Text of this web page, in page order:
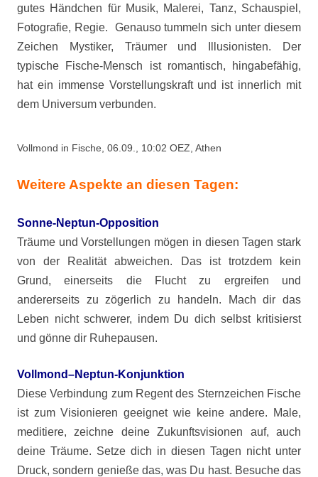
gutes Händchen für Musik, Malerei, Tanz, Schauspiel,
Fotografie, Regie. Genauso tummeln sich unter diesem
Zeichen Mystiker, Träumer und Illusionisten. Der
typische Fische-Mensch ist romantisch, hingabefähig,
hat ein immense Vorstellungskraft und ist innerlich mit
dem Universum verbunden.
Vollmond in Fische, 06.09., 10:02 OEZ, Athen
Weitere Aspekte an diesen Tagen:
Sonne-Neptun-Opposition
Träume und Vorstellungen mögen in diesen Tagen stark
von der Realität abweichen. Das ist trotzdem kein
Grund, einerseits die Flucht zu ergreifen und
andererseits zu zögerlich zu handeln. Mach dir das
Leben nicht schwerer, indem Du dich selbst kritisierst
und gönne dir Ruhepausen.
Vollmond–Neptun-Konjunktion
Diese Verbindung zum Regent des Sternzeichen Fische
ist zum Visionieren geeignet wie keine andere. Male,
meditiere, zeichne deine Zukunftsvisionen auf, auch
deine Träume. Setze dich in diesen Tagen nicht unter
Druck, sondern genieße das, was Du hast. Besuche das